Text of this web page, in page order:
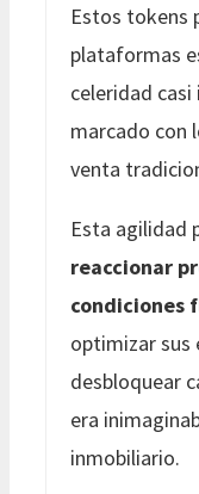
Estos tokens
plataformas
celeridad
marcado con
venta
Esta agilidad
reaccionar
condiciones
optimizar sus
desbloquear
era
inmobiliario.